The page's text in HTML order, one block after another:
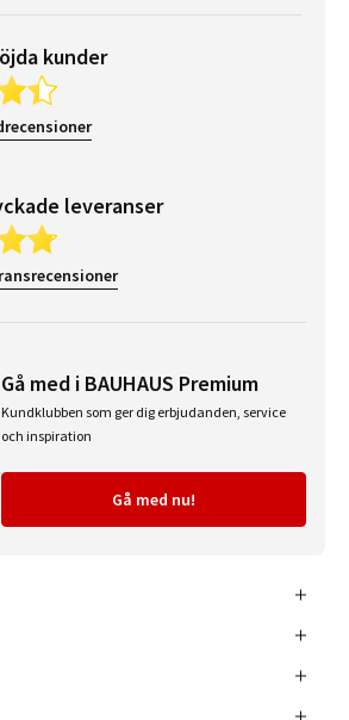
kunder
leveranser
Gå med i BAUHAUS Premium
Kundklubben som ger dig erbjudanden, service
och inspiration
Gå med nu!